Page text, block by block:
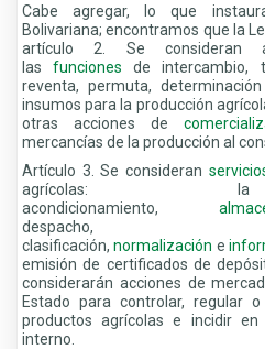
Cabe agregar, lo que
Bolivariana; encontramos que la
artículo 2. Se consideran
lasfunciones de intercambio,
reventa, permuta,
insumos para la producción
otras acciones de
mercancías de la producción al
Artículo 3. Se consideran
agrícolas: la
acondicionamiento,
clasificación,normalización e
emisión de certificados de
considerarán acciones de
Estado para controlar, regular
productos agrícolas e incidir
interno.